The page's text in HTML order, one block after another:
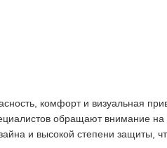
комфорт и визуальная
обращают внимание на
и высокой степени защиты,